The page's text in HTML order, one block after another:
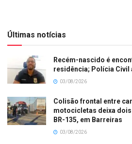
Últimas notícias
Recém-nascido é
residência; Polícia Civil
03/08/2026
Colisão frontal entre
motocicletas deixa
BR-135, em Barreiras
03/08/2026